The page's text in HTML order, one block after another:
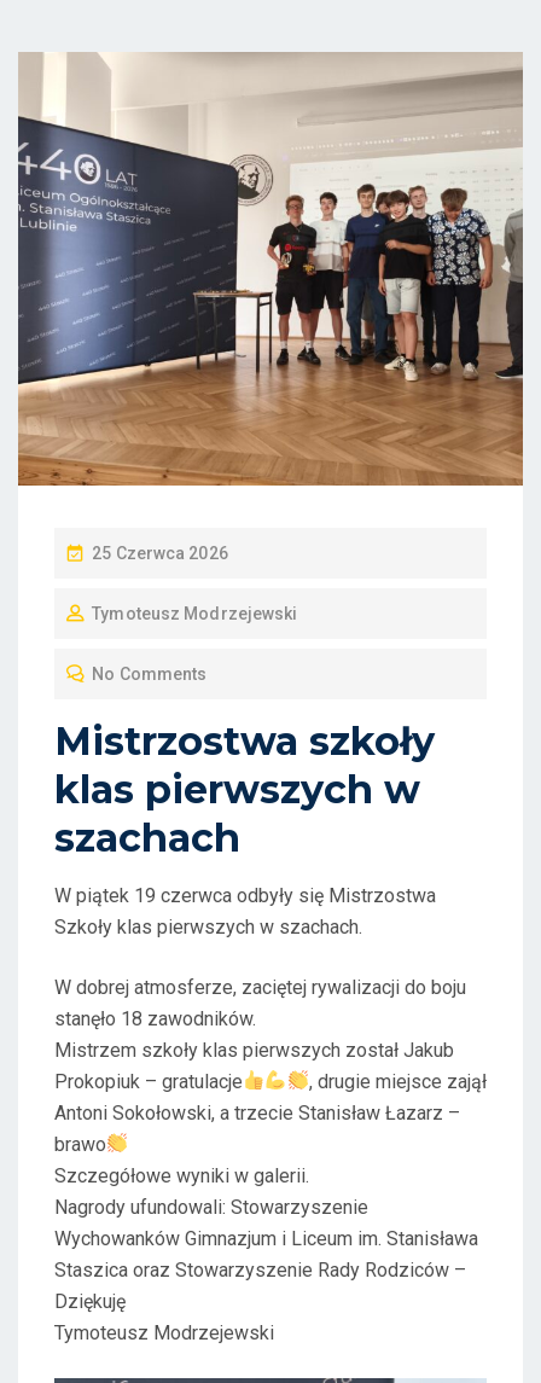
P
S
E
D
O
N
25 Czerwca 2026
Tymoteusz Modrzejewski
No Comments
Mistrzostwa szkoły
klas pierwszych w
szachach
W piątek 19 czerwca odbyły się Mistrzostwa
Szkoły klas pierwszych w szachach.
W dobrej atmosferze, zaciętej rywalizacji do boju
stanęło 18 zawodników.
Mistrzem szkoły klas pierwszych został Jakub
Prokopiuk – gratulacje
, drugie miejsce zajął
Antoni Sokołowski, a trzecie Stanisław Łazarz –
brawo
Szczegółowe wyniki w galerii.
Nagrody ufundowali: Stowarzyszenie
Wychowanków Gimnazjum i Liceum im. Stanisława
Staszica oraz Stowarzyszenie Rady Rodziców –
Dziękuję
Tymoteusz Modrzejewski